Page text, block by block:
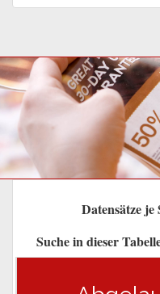
Datensätze je
Suche in dieser